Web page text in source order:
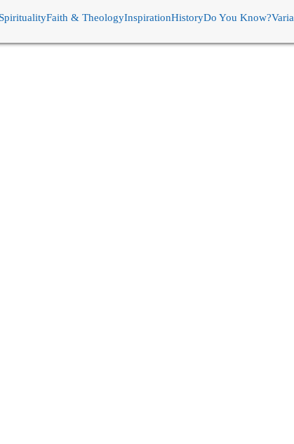
Faith & TheologyInspirationHistoryDo You Know?Varia